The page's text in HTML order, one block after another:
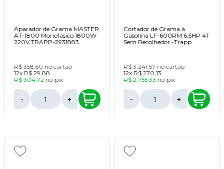
Aparador de Grama MASTER
AT-1800 Monofásico 1800W
220V TRAPP-2931883
R$ 358,50 no cartão
12x R$ 29,88
R$ 304,72 no pix
- +
Cortador de Grama à
Gasolina LF-600RM 6,5HP 4T
Sem Recolhedor -Trapp
R$ 3.241,57 no cartão
12x R$ 270,13
R$ 2.755,33 no pix
- +